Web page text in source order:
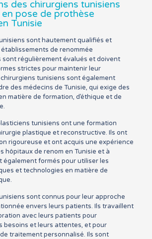
des chirurgiens tunisiens
pose de prothèse
Tunisie
sont hautement qualifiés et
de renommée
sont régulièrement évalués et doivent
strictes pour maintenir leur
tunisiens sont également
des médecins de Tunisie, qui exige des
matière de formation, d’éthique et de
tunisiens ont une formation
plastique et reconstructive. Ils ont
rigoureuse et ont acquis une expérience
hôpitaux de renom en Tunisie et à
également formés pour utiliser les
et technologies en matière de
sont connus pour leur approche
envers leurs patients. Ils travaillent
avec leurs patients pour
besoins et leurs attentes, et pour
traitement personnalisé. Ils sont